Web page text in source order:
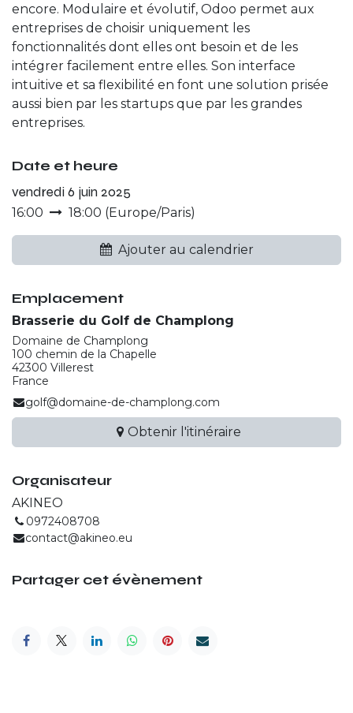
encore. Modulaire et évolutif, Odoo permet aux
entreprises de choisir uniquement les
fonctionnalités dont elles ont besoin et de les
intégrer facilement entre elles. Son interface
intuitive et sa flexibilité en font une solution prisée
aussi bien par les startups que par les grandes
entreprises.
Date et heure
vendredi 6 juin 2025
16:00 18:00 (Europe/Paris)
Ajouter au calendrier
Emplacement
Brasserie du Golf de Champlong
Domaine de Champlong
100 chemin de la Chapelle
42300 Villerest
France
golf@domaine-de-champlong.com
Obtenir l'itinéraire
Organisateur
AKINEO
0972408708
contact@akineo.eu
Partager cet évènement